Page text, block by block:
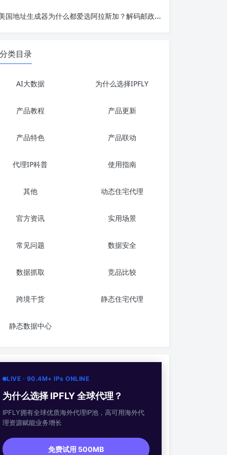
国地址生成器为什么都爱选阿拉斯加？解码邮政编码99501背后的开发测试逻辑
分类目录
AI大数据 为什么选择IPFLY
产品教程 产品更新
产品特色 产品联动
代理IP科普 使用指南
其他 动态住宅代理
官方资讯 实用场景
常见问题 数据安全
数据抓取 竞品比较
跨境干货 静态住宅代理
静态数据中心
LIVE · 90.4M+ IPs ONLINE
为什么选择 IPFLY 全球代理？
IPFLY拥有全球优质海外代理IP池，高可用海外代
理资源赋能业务增长
免费试用 500MB